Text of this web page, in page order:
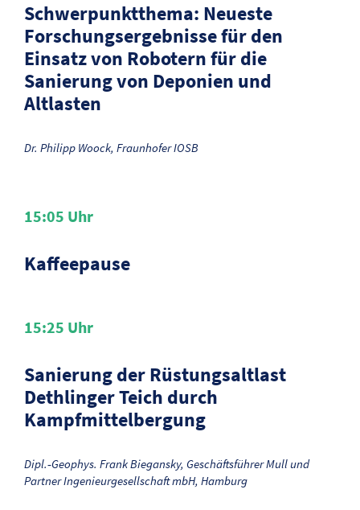
Schwerpunktthema: Neueste
Forschungsergebnisse für den
Einsatz von Robotern für die
Sanierung von Deponien und
Altlasten
Dr. Philipp Woock, Fraunhofer IOSB
15:05 Uhr
Kaffeepause
15:25 Uhr
Sanierung der Rüstungsaltlast
Dethlinger Teich durch
Kampfmittelbergung
Dipl.‑Geophys. Frank Biegansky, Geschäftsführer Mull und
Partner Ingenieurgesellschaft mbH, Hamburg